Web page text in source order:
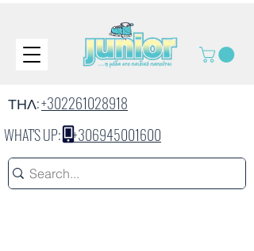
ΤΗΛ:+302261028918
WHAT'S UP:+306945001600